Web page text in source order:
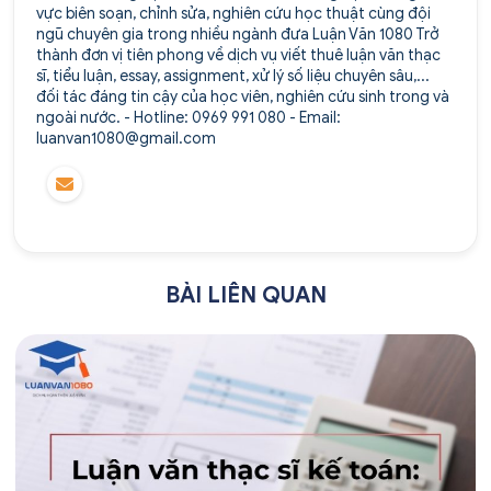
vực biên soạn, chỉnh sửa, nghiên cứu học thuật cùng đội
ngũ chuyên gia trong nhiều ngành đưa Luận Văn 1080 Trở
thành đơn vị tiên phong về dịch vụ viết thuê luận văn thạc
sĩ, tiểu luận, essay, assignment, xử lý số liệu chuyên sâu,...
đối tác đáng tin cậy của học viên, nghiên cứu sinh trong và
ngoài nước. - Hotline: 0969 991 080 - Email:
luanvan1080@gmail.com
BÀI LIÊN QUAN